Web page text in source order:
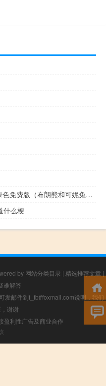
布朗熊和可妮兔QQ表情包 +96 绿色免费版（布朗熊和可妮兔QQ表情包 +96 绿色免费版功能简介）
什么梗
by 网站分类目录 | 精选推荐文章 |
难解答
发邮件到f_fb#foxmail.com说明，我们
谢谢
盈利性广告及商业合作